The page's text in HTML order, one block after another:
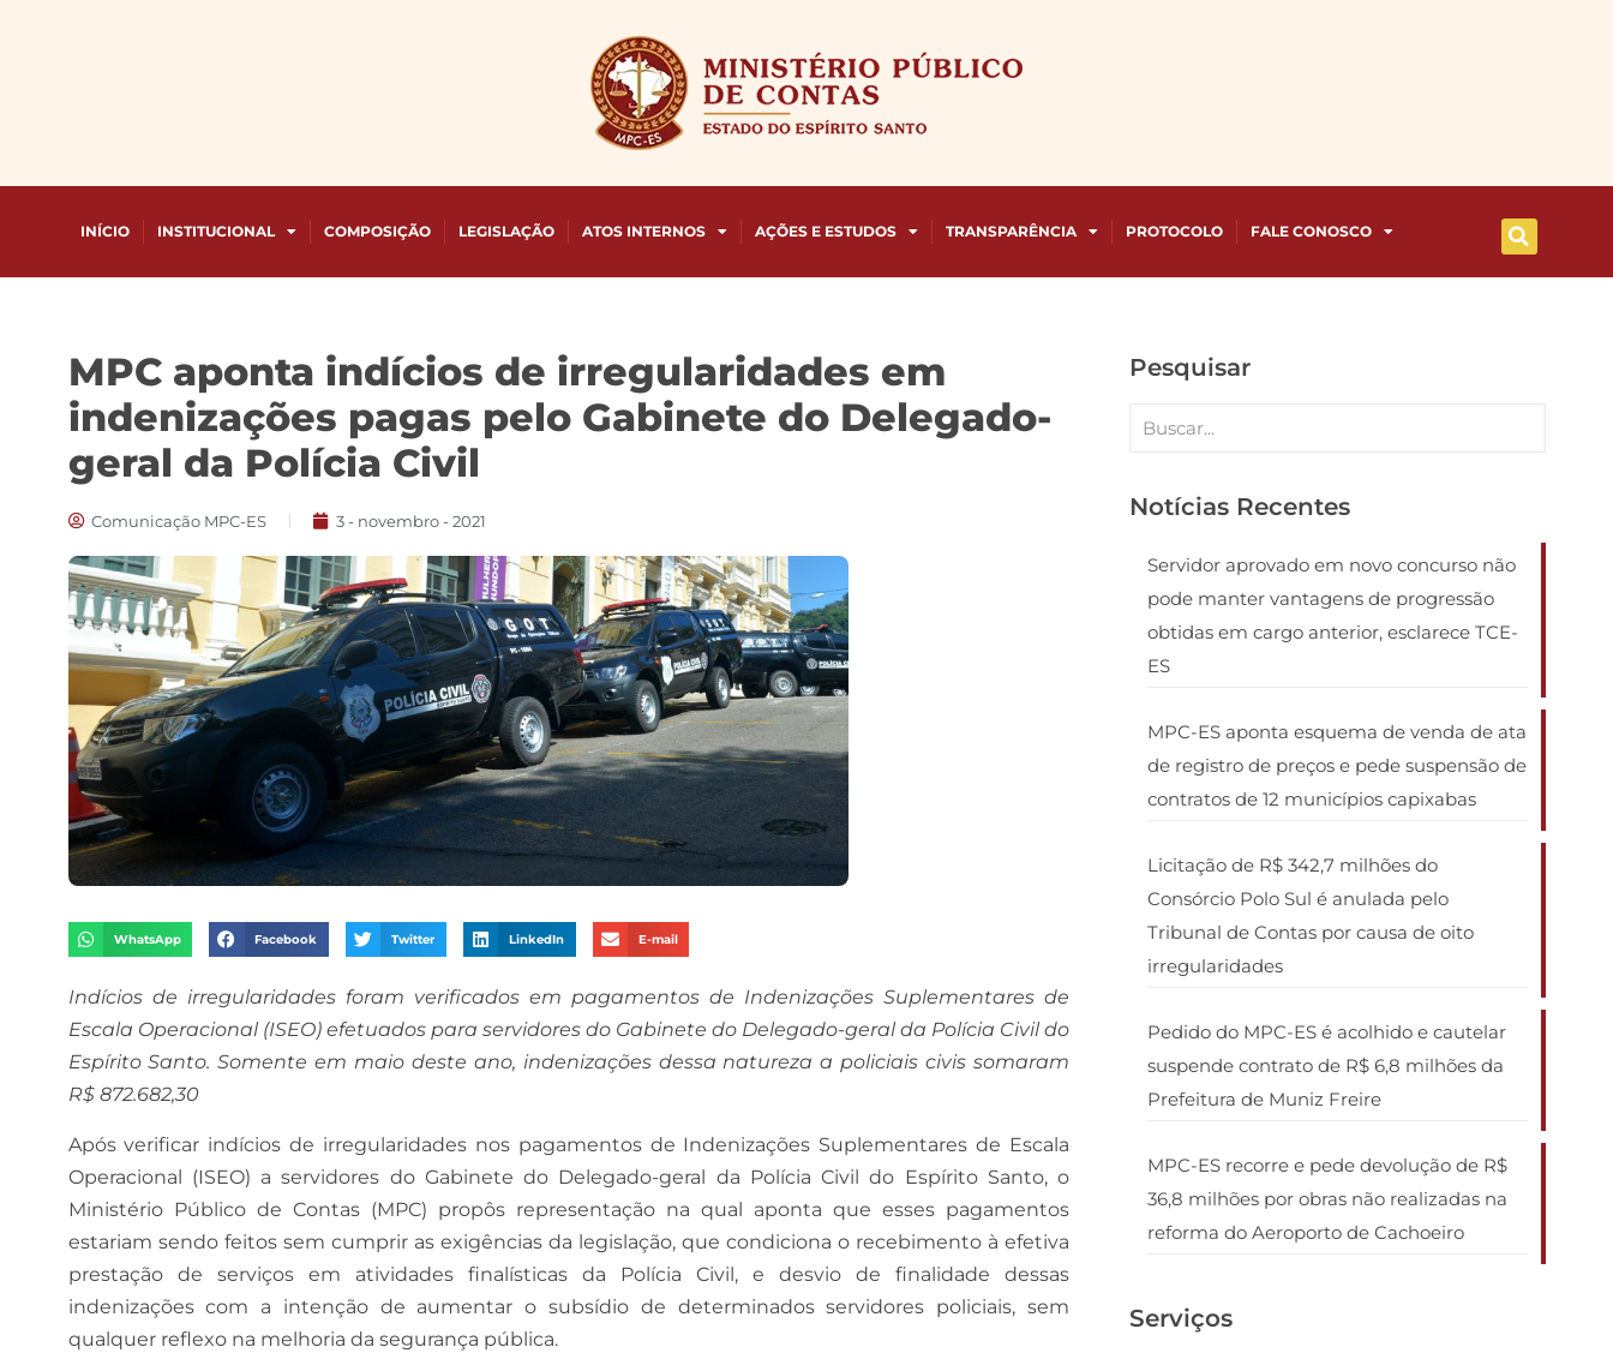
INÍCIO INSTITUCIONAL COMPOSIÇÃO LEGISLAÇÃO ATOS INTERNOS AÇÕES E ESTUDOS TRANSPARÊNCIA PROTOCOLO FALE CONOSCO
MPC aponta indícios de irregularidades em
indenizações pagas pelo Gabinete do Delegado-
geral da Polícia Civil
Comunicação MPC-ES 3 - novembro - 2021
WhatsApp Facebook Twitter LinkedIn E-mail
Indícios de irregularidades foram verificados em pagamentos de Indenizações Suplementares de
Escala Operacional (ISEO) efetuados para servidores do Gabinete do Delegado-geral da Polícia Civil do
Espírito Santo. Somente em maio deste ano, indenizações dessa natureza a policiais civis somaram
R$ 872.682,30
Após verificar indícios de irregularidades nos pagamentos de Indenizações Suplementares de Escala
Operacional (ISEO) a servidores do Gabinete do Delegado-geral da Polícia Civil do Espírito Santo, o
Ministério Público de Contas (MPC) propôs representação na qual aponta que esses pagamentos
estariam sendo feitos sem cumprir as exigências da legislação, que condiciona o recebimento à efetiva
prestação de serviços em atividades finalísticas da Polícia Civil, e desvio de finalidade dessas
indenizações com a intenção de aumentar o subsídio de determinados servidores policiais, sem
qualquer reflexo na melhoria da segurança pública.
Pesquisar
Notícias Recentes
Servidor aprovado em novo concurso não
pode manter vantagens de progressão
obtidas em cargo anterior, esclarece TCE-
ES
MPC-ES aponta esquema de venda de ata
de registro de preços e pede suspensão de
contratos de 12 municípios capixabas
Licitação de R$ 342,7 milhões do
Consórcio Polo Sul é anulada pelo
Tribunal de Contas por causa de oito
irregularidades
Pedido do MPC-ES é acolhido e cautelar
suspende contrato de R$ 6,8 milhões da
Prefeitura de Muniz Freire
MPC-ES recorre e pede devolução de R$
36,8 milhões por obras não realizadas na
reforma do Aeroporto de Cachoeiro
Serviços